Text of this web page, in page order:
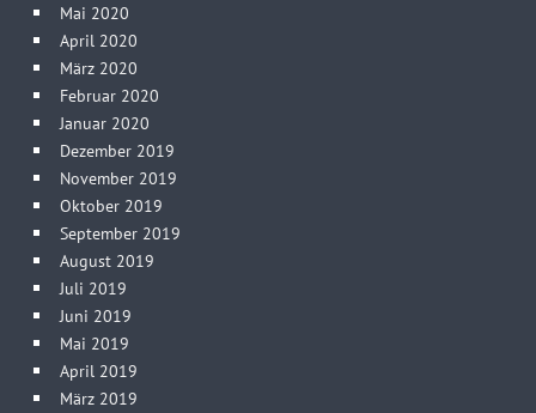
Mai 2020
April 2020
März 2020
Februar 2020
Januar 2020
Dezember 2019
November 2019
Oktober 2019
September 2019
August 2019
Juli 2019
Juni 2019
Mai 2019
April 2019
März 2019